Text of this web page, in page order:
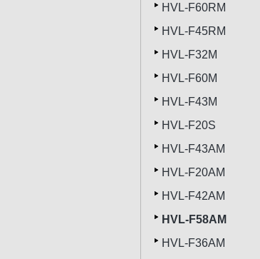
HVL-F60RM
HVL-F45RM
HVL-F32M
HVL-F60M
HVL-F43M
HVL-F20S
HVL-F43AM
HVL-F20AM
HVL-F42AM
HVL-F58AM
HVL-F36AM